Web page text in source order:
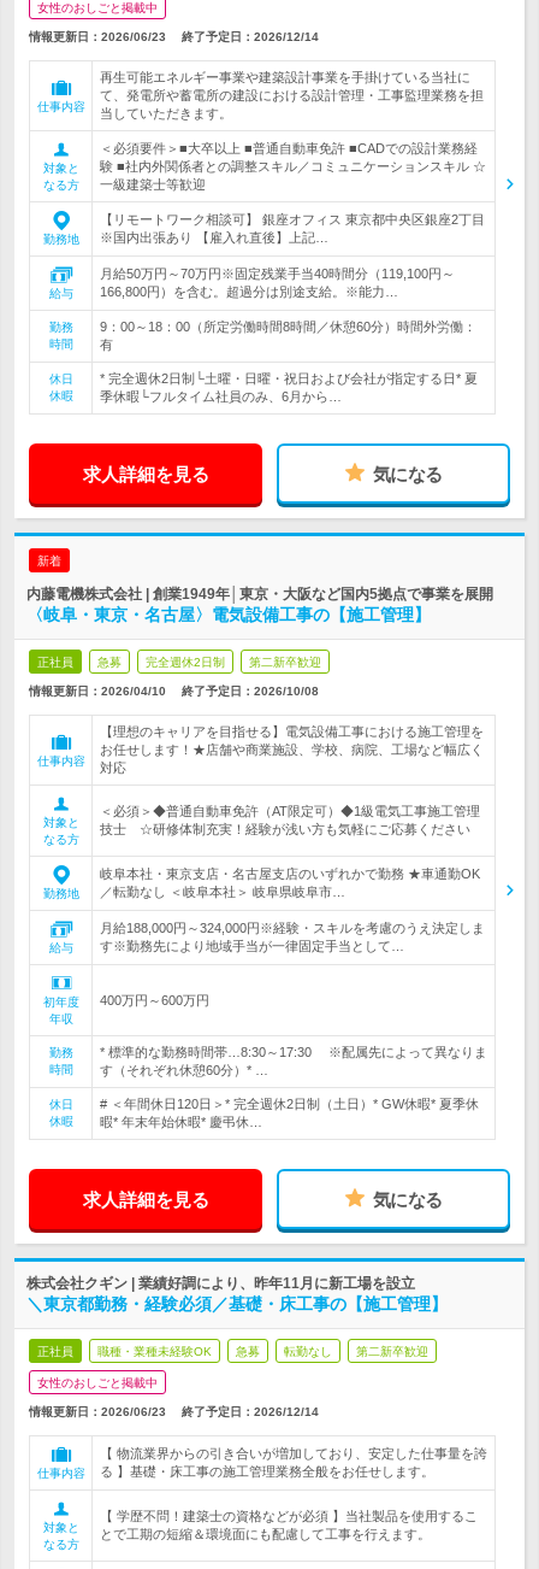
女性のおしごと掲載中
情報更新日：2026/06/23 終了予定日： 2026/12/14
仕事内容
再生可能エネルギー事業や建築設計事業を手掛けている当社に
て、発電所や蓄電所の建設における設計管理・工事監理業務を担
当していただきます。
対象と
なる方
＜必須要件＞■大卒以上 ■普通自動車免許 ■CADでの設計業務経
験 ■社内外関係者との調整スキル／コミュニケーションスキル ☆
一級建築士等歓迎
勤務地
【リモートワーク相談可】 銀座オフィス 東京都中央区銀座2丁目
※国内出張あり 【雇入れ直後】上記…
給与
月給50万円～70万円※固定残業手当40時間分（119,100円～
166,800円）を含む。超過分は別途支給。※能力…
勤務
時間
9：00～18：00（所定労働時間8時間／休憩60分）時間外労働：
有
休日
休暇
* 完全週休2日制└土曜・日曜・祝日および会社が指定する日* 夏
季休暇└フルタイム社員のみ、6月から…
求人詳細を見る 気になる
新着
内藤電機株式会社 | 創業1949年│東京・大阪など国内5拠点で事業を展開
〈岐阜・東京・名古屋〉電気設備工事の【施工管理】
正社員 急募 完全週休2日制 第二新卒歓迎
情報更新日：2026/04/10 終了予定日： 2026/10/08
仕事内容
【理想のキャリアを目指せる】電気設備工事における施工管理を
お任せします！★店舗や商業施設、学校、病院、工場など幅広く
対応
対象と
なる方
＜必須＞◆普通自動車免許（AT限定可）◆1級電気工事施工管理
技士 ☆研修体制充実！経験が浅い方も気軽にご応募ください
勤務地
岐阜本社・東京支店・名古屋支店のいずれかで勤務 ★車通勤OK
／転勤なし ＜岐阜本社＞ 岐阜県岐阜市…
給与
月給188,000円～324,000円※経験・スキルを考慮のうえ決定しま
す※勤務先により地域手当が一律固定手当として…
初年度
年収
400万円～600万円
勤務
時間
* 標準的な勤務時間帯…8:30～17:30 ※配属先によって異なりま
す（それぞれ休憩60分）* …
休日
休暇
# ＜年間休日120日＞* 完全週休2日制（土日）* GW休暇* 夏季休
暇* 年末年始休暇* 慶弔休…
求人詳細を見る 気になる
株式会社クギン | 業績好調により、昨年11月に新工場を設立
＼東京都勤務・経験必須／基礎・床工事の【施工管理】
正社員 職種・業種未経験OK 急募 転勤なし 第二新卒歓迎
女性のおしごと掲載中
情報更新日：2026/06/23 終了予定日： 2026/12/14
仕事内容
【 物流業界からの引き合いが増加しており、安定した仕事量を誇
る 】基礎・床工事の施工管理業務全般をお任せします。
対象と
なる方
【 学歴不問！建築士の資格などが必須 】当社製品を使用するこ
とで工期の短縮＆環境面にも配慮して工事を行えます。